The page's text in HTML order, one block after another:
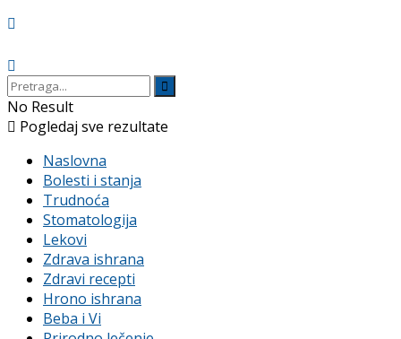
No Result
Pogledaj sve rezultate
Naslovna
Bolesti i stanja
Trudnoća
Stomatologija
Lekovi
Zdrava ishrana
Zdravi recepti
Hrono ishrana
Beba i Vi